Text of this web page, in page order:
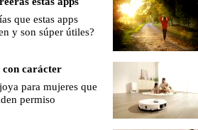
que estas apps
y son súper útiles?
carácter
para mujeres que
permiso